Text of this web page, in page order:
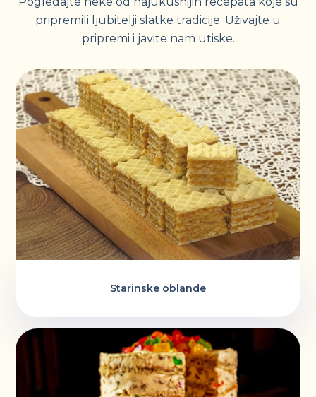
pripremili ljubitelji slatke tradicije. Uživajte u
pripremi i javite nam utiske.
Starinske oblande